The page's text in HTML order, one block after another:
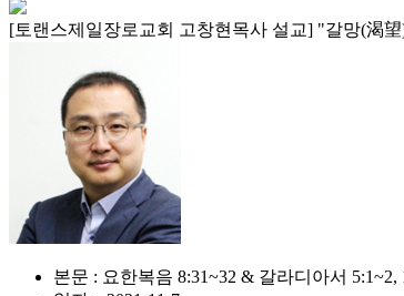
[토랜스제일장로교회 고창현목사 설교] "갈망(渴
본문 : 요한복음 8:31~32 & 갈라디아서 5:1~2,